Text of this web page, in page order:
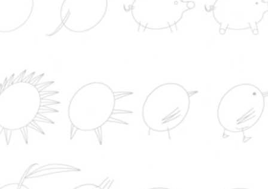
LEGISLAÇÃO NOTÍCIAS
SUSTENTABILIDADE REDE
notícias do mundo
El Real Madrid vence al Ferencvaros en el
Bernardo Silva